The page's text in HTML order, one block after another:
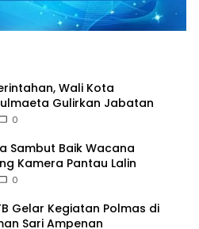
Wali Kota
Gulirkan Jabatan
0
Sambut Baik Wacana
Kamera Pantau Lalin
0
Gelar Kegiatan Polmas di
Sari Ampenan